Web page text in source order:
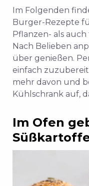
Im Folgenden
Burger-Rezepte
Pflanzen- als
Nach Belieben
über genießen.
einfach
mehr davon und
Kühlschrank auf,
Im Ofen